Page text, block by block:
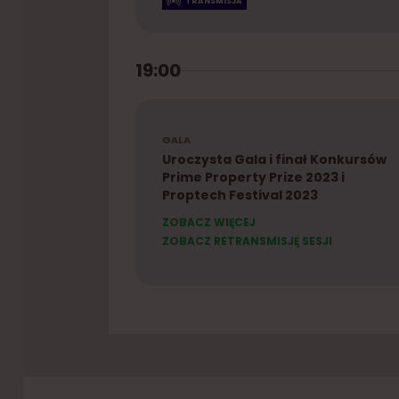
19:00
GALA
Uroczysta Gala i finał Konkursów
Prime Property Prize 2023 i
Proptech Festival 2023
ZOBACZ WIĘCEJ
ZOBACZ RETRANSMISJĘ SESJI